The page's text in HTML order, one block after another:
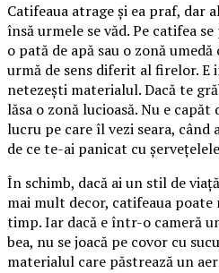
Catifeaua atrage și ea praf, dar
însă urmele se văd. Pe catifea
o pată de apă sau o zonă
urmă de sens diferit al firelor.
netezești materialul. Dacă te
lăsa o zonă lucioasă. Nu e capăt
lucru pe care îl vezi seara,
de ce te-ai panicat cu
În schimb, dacă ai un stil de
mai mult decor, catifeaua
timp. Iar dacă e într-o cameră
bea, nu se joacă pe covor cu
materialul care păstrează un